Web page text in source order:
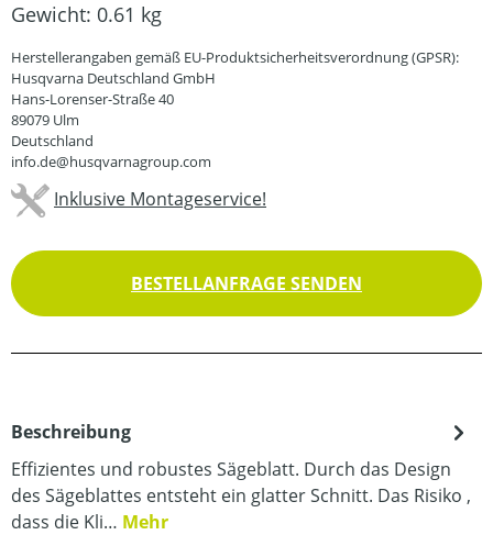
Gewicht: 0.61 kg
Herstellerangaben gemäß EU-Produktsicherheitsverordnung (GPSR):
Husqvarna Deutschland GmbH
Hans-Lorenser-Straße 40
89079 Ulm
Deutschland
info.de@husqvarnagroup.com
Inklusive Montageservice!
BESTELLANFRAGE SENDEN
Beschreibung
Effizientes und robustes Sägeblatt. Durch das Design
des Sägeblattes entsteht ein glatter Schnitt. Das Risiko ,
dass die Kli… Mehr